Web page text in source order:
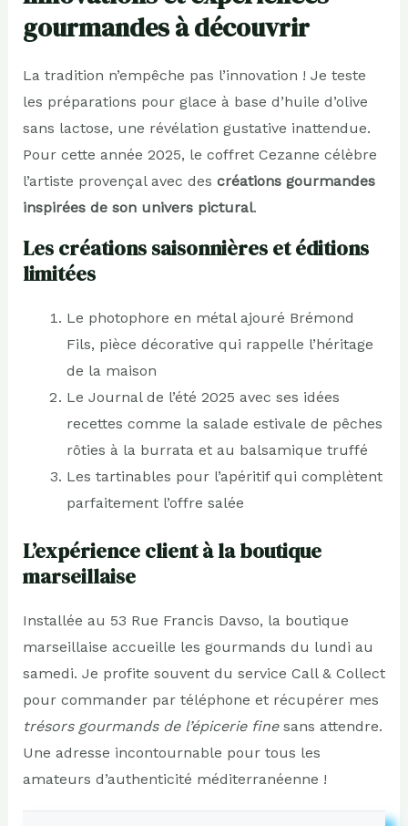
gourmandes à découvrir
La tradition n’empêche pas l’innovation ! Je teste
les préparations pour glace à base d’huile d’olive
sans lactose, une révélation gustative inattendue.
Pour cette année 2025, le coffret Cezanne célèbre
l’artiste provençal avec des créations gourmandes
inspirées de son univers pictural.
Les créations saisonnières et éditions
limitées
Le photophore en métal ajouré Brémond
Fils, pièce décorative qui rappelle l’héritage
de la maison
Le Journal de l’été 2025 avec ses idées
recettes comme la salade estivale de pêches
rôties à la burrata et au balsamique truffé
Les tartinables pour l’apéritif qui complètent
parfaitement l’offre salée
L’expérience client à la boutique
marseillaise
Installée au 53 Rue Francis Davso, la boutique
marseillaise accueille les gourmands du lundi au
samedi. Je profite souvent du service Call & Collect
pour commander par téléphone et récupérer mes
trésors gourmands de l’épicerie finesans attendre.
Une adresse incontournable pour tous les
amateurs d’authenticité méditerranéenne !